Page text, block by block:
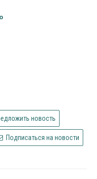
новость
Подписаться на новости